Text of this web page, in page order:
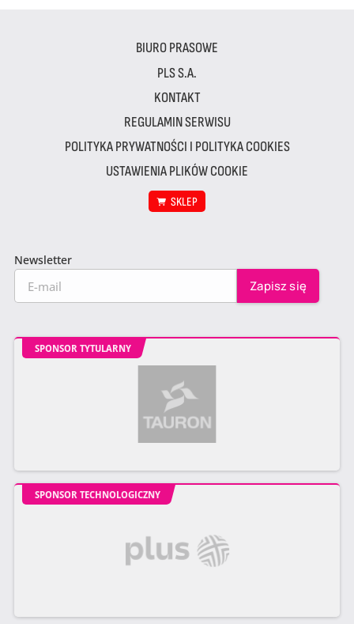
BIURO PRASOWE
PLS S.A.
KONTAKT
REGULAMIN SERWISU
POLITYKA PRYWATNOŚCI I POLITYKA COOKIES
USTAWIENIA PLIKÓW COOKIE
SKLEP
Newsletter
SPONSOR TYTULARNY
SPONSOR TECHNOLOGICZNY